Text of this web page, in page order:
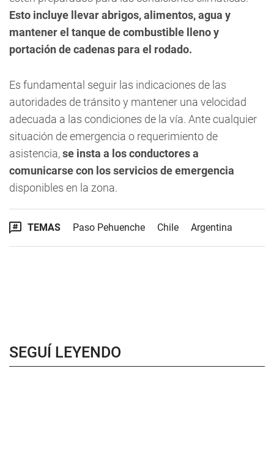
Esto incluye llevar abrigos, alimentos, agua y
mantener el tanque de combustible lleno y
portación de cadenas para el rodado.
Es fundamental seguir las indicaciones de las
autoridades de tránsito y mantener una velocidad
adecuada a las condiciones de la vía. Ante cualquier
situación de emergencia o requerimiento de
asistencia,se insta a los conductores a
comunicarse con los servicios de emergencia
disponibles en la zona.
TEMAS Paso Pehuenche Chile Argentina
SEGUÍ LEYENDO